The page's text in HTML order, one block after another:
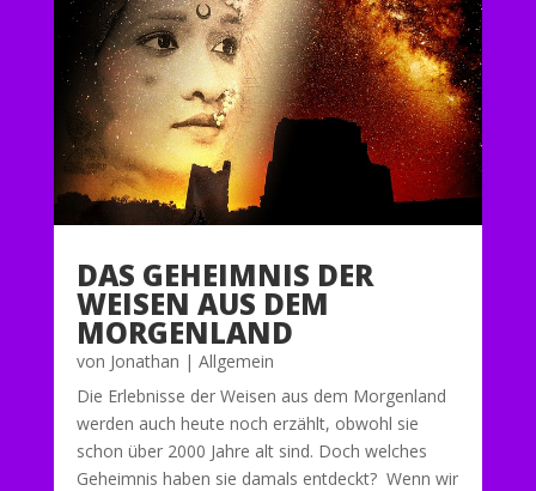
DAS GEHEIMNIS DER
WEISEN AUS DEM
MORGENLAND
von Jonathan | Allgemein
Die Erlebnisse der Weisen aus dem Morgenland
werden auch heute noch erzählt, obwohl sie
schon über 2000 Jahre alt sind. Doch welches
Geheimnis haben sie damals entdeckt? Wenn wir